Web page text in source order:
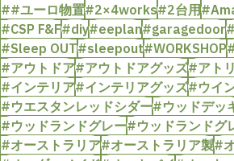
##ユーロ物置#2×4works#2台用
#CSP F&F#diy#eeplan#garagedoor
#Sleep OUT#sleepout#WORKSHOP
#アウトドア#アウトドアグッズ#アト
#インテリア#インテリアグッズ#ウイ
#ウエスタンレッドシダー#ウッドデッ
#ウッドランドグレー#ウッドランドグ
#オーストラリア#オーストラリア製#